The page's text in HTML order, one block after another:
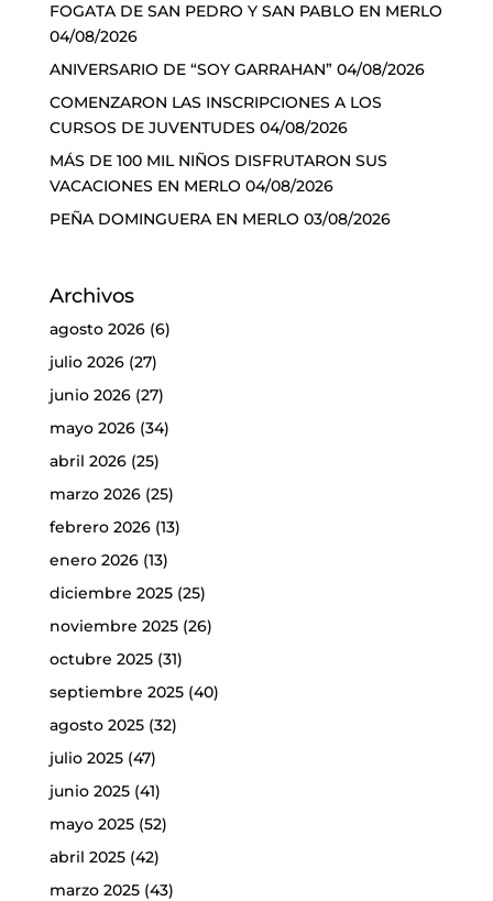
FOGATA DE SAN PEDRO Y SAN PABLO EN MERLO
04/08/2026
ANIVERSARIO DE “SOY GARRAHAN” 04/08/2026
COMENZARON LAS INSCRIPCIONES A LOS
CURSOS DE JUVENTUDES 04/08/2026
MÁS DE 100 MIL NIÑOS DISFRUTARON SUS
VACACIONES EN MERLO 04/08/2026
PEÑA DOMINGUERA EN MERLO 03/08/2026
Archivos
agosto 2026(6)
julio 2026(27)
junio 2026(27)
mayo 2026(34)
abril 2026(25)
marzo 2026(25)
febrero 2026(13)
enero 2026(13)
diciembre 2025(25)
noviembre 2025(26)
octubre 2025(31)
septiembre 2025(40)
agosto 2025(32)
julio 2025(47)
junio 2025(41)
mayo 2025(52)
abril 2025(42)
marzo 2025(43)